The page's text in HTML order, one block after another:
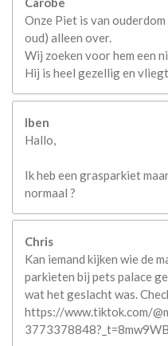
Onze Piet is van
oud) alleen over.
Wij zoeken voor hem een
Hij is heel gezellig en
Iben
Hallo,
Ik heb een grasparkiet
normaal ?
Chris
Kan iemand kijken wie de
parkieten bij pets palace
wat het geslacht was.
https://www.tiktok.com/